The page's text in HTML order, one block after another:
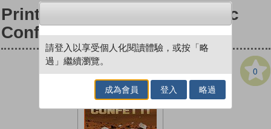
Printable Probes and Cosmic
Confetti
0
請登入以享受個人化閱讀體驗，或按「略
過」繼續瀏覽。
成為會員 登入 略過